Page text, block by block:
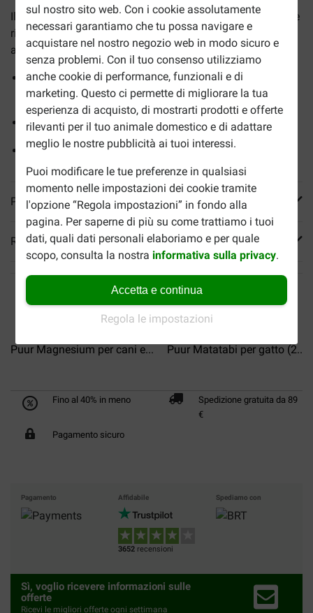
sul nostro sito web. Con i cookie assolutamente
necessari garantiamo che tu possa navigare e
acquistare nel nostro negozio web in modo sicuro e
senza problemi. Con il tuo consenso utilizziamo
anche cookie di performance, funzionali e di
marketing. Questo ci permette di migliorare la tua
esperienza di acquisto, di mostrarti prodotti e offerte
rilevanti per il tuo animale domestico e di adattare
meglio le nostre pubblicità ai tuoi interessi.
Puoi modificare le tue preferenze in qualsiasi
momento nelle impostazioni dei cookie tramite
l'opzione “Regola impostazioni” in fondo alla
pagina. Per saperne di più su come trattiamo i tuoi
dati, quali dati personali elaboriamo e per quale
scopo, consulta la nostra informativa sulla privacy.
Accetta e continua
Regola le impostazioni
Il diffusore per cani Adaptil Calmè un utile dispositivo che
riduce lo stress e dona al tuo cane la sensazione di un
ambiente sicuro e caldo.
Riduce lo stress e promuove un comportamento
amichevole
Adatto a situazioni nuove e sconosciute
Calma in situazioni stressanti
Più informazioni
Reviews
Puur Magnesium per cani e... Puur Matatabi per gatto (2...
Fino al 40% in meno
Spedizione gratuita da 89
€
Pagamento sicuro
Pagamento Affidabile
3652 recensioni
Spediamo con
Sì, voglio ricevere informazioni sulle
offerte
Ricevi le migliori offerte ogni settimana